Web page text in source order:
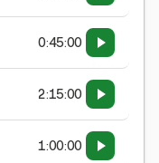
0:45:00
2:15:00
1:00:00